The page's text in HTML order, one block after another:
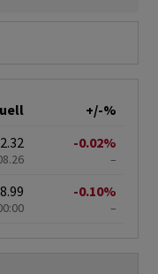
+/-%
-0.02%
–
-0.10%
–